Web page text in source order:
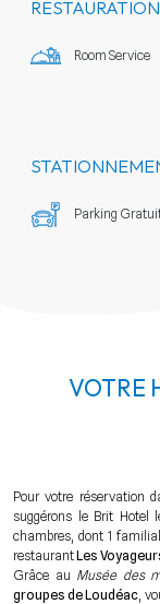
RESTAURATION
Room Service
Parking
VOTRE
Pour votre réservation
suggérons le Brit Hotel
chambres, dont 1
restaurantLes
Grâce au Musée des
groupes de Loudéac ,